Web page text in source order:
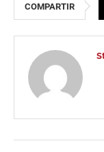
COMPARTIR